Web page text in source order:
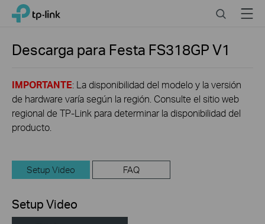
Click
navigation
TP-Link, Reliably Smart SearchMenu
Descarga para Festa FS318GPV1
IMPORTANTE: La disponibilidad del modelo y la versión
de hardware varía según la región. Consulte el sitio web
regional de TP-Link para determinar la disponibilidad del
producto.
Setup Video FAQ
Setup Video